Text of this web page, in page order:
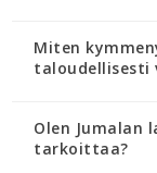
Miten
taloudellisesti
Olen Jumalan
tarkoittaa?